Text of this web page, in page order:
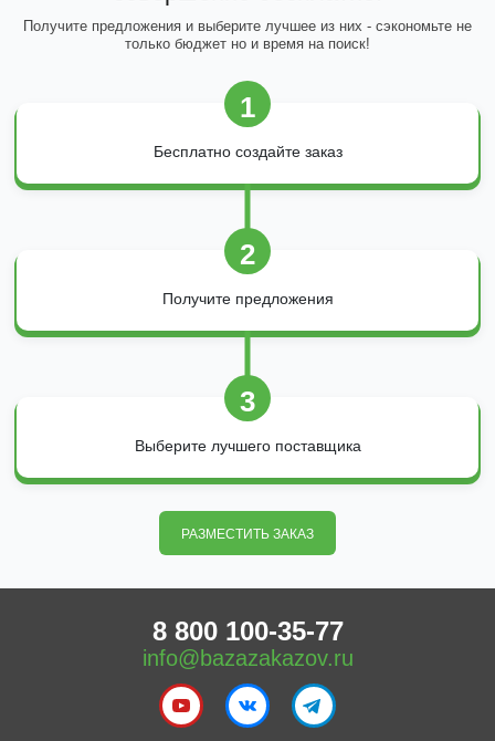
Получите предложения и выберите лучшее из них - сэкономьте не
только бюджет но и время на поиск!
1
Бесплатно создайте заказ
2
Получите предложения
3
Выберите лучшего поставщика
РАЗМЕСТИТЬ ЗАКАЗ
8 800 100-35-77
info@bazazakazov.ru